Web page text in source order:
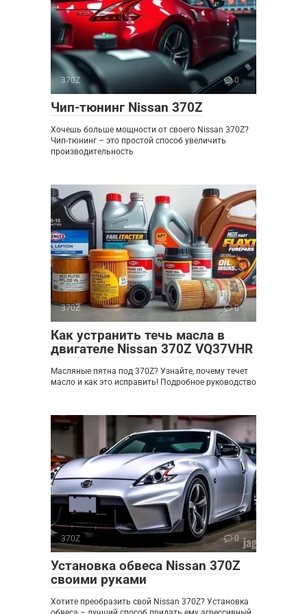
370Z 0
Чип-тюнинг Nissan 370Z
Хочешь больше мощности от своего Nissan 370Z?
Чип-тюнинг – это простой способ увеличить
производительность
370Z 0
Как устранить течь масла в
двигателе Nissan 370Z VQ37VHR
Масляные пятна под 370Z? Узнайте, почему течет
масло и как это исправить! Подробное руководство
370Z 0
Установка обвеса Nissan 370Z
своими руками
Хотите преобразить свой Nissan 370Z? Установка